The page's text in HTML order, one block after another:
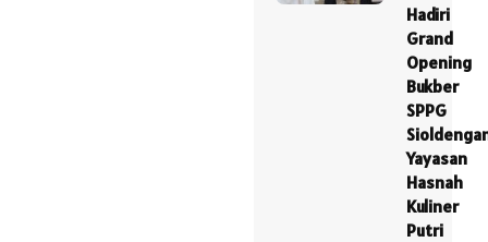
Hadiri
Grand
Opening
Bukber
SPPG
Yayasan
Hasnah
Kuliner
Putri